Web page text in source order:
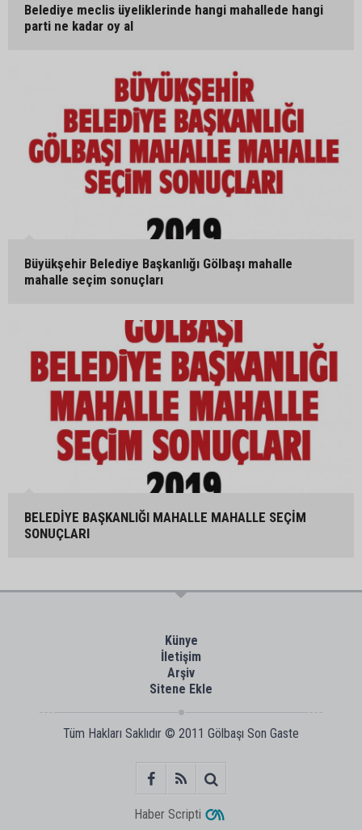
Belediye meclis üyeliklerinde hangi mahallede hangi
parti ne kadar oy al
Büyükşehir Belediye Başkanlığı Gölbaşı mahalle
mahalle seçim sonuçları
BELEDİYE BAŞKANLIĞI MAHALLE MAHALLE SEÇİM
SONUÇLARI
Künye
İletişim
Arşiv
Sitene Ekle
Tüm Hakları Saklıdır © 2011 Gölbaşı Son Gaste
Haber Scripti